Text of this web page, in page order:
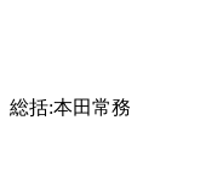
総括:本田常務